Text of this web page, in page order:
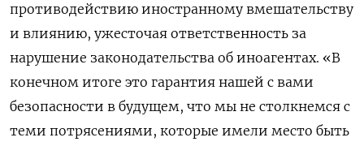
противодействию иностранному вмешательству
и влиянию, ужесточая ответственность за
нарушение законодательства об иноагентах. «В
конечном итоге это гарантия нашей с вами
безопасности в будущем, что мы не столкнемся с
теми потрясениями, которые имели место быть